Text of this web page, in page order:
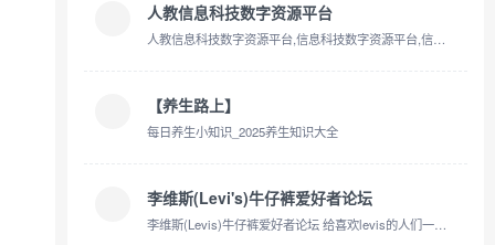
人教信息科技数字资源平台
人教信息科技数字资源平台,信息科技数字资源平台,信息科技数字资源,信息科技教学资源,信息科技教学指南,人教信息科技,信息科技学生手册,教学指南,信息科技配套资源,教学指南配套资源,信息科技教学资源,信息科技学习资源,信息科技免费资源,信息技术免费资源,信息科技教学设计,信息科技学习任务单,信息技术教学指南,虚拟仿真,编程工具,Python编程,图形化工具,信息科技实验,信息科技实验工具,学科工具,信息技术,传感器,物联网,互联网,信息网络
【养生路上】
每日养生小知识_2025养生知识大全
李维斯(Levi's)牛仔裤爱好者论坛
李维斯(Levis)牛仔裤爱好者论坛 给喜欢levis的人们一个讨论学习的地方.